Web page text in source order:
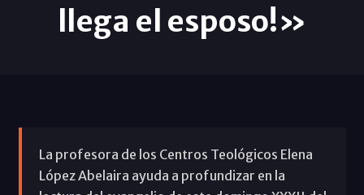
llega el esposo!»
La profesora de los Centros Teológicos Elena
López Abelaira ayuda a profundizar en la